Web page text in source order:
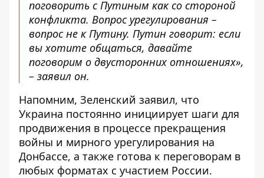
поговорить с Путиным как со стороной
конфликта. Вопрос урегулирования –
вопрос не к Путину. Путин говорит: если
вы хотите общаться, давайте
поговорим о двусторонних отношениях»,
– заявил он.
Напомним, Зеленский заявил, что
Украина постоянно инициирует шаги для
продвижения в процессе прекращения
войны и мирного урегулирования на
Донбассе, а также готова к переговорам в
любых форматах с участием России.